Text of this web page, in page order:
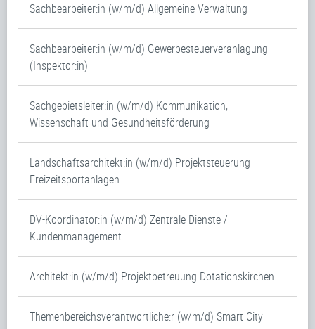
Sachbearbeiter:in (w/m/d) Allgemeine Verwaltung
Sachbearbeiter:in (w/m/d) Gewerbesteuerveranlagung
(Inspektor:in)
Sachgebietsleiter:in (w/m/d) Kommunikation,
Wissenschaft und Gesundheitsförderung
Landschaftsarchitekt:in (w/m/d) Projektsteuerung
Freizeitsportanlagen
DV-Koordinator:in (w/m/d) Zentrale Dienste /
Kundenmanagement
Architekt:in (w/m/d) Projektbetreuung Dotationskirchen
Themenbereichsverantwortliche:r (w/m/d) Smart City